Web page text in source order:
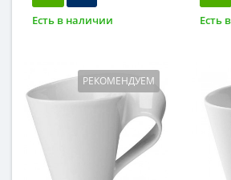
Есть в наличии Есть
РЕКОМЕНДУЕМ